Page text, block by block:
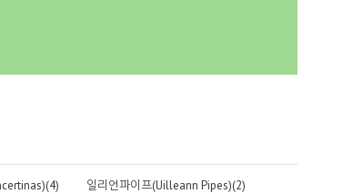
일리언파이프(Uilleann Pipes)(2)